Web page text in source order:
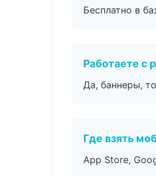
Бесплатно в
Работаете с
Да, баннеры,
Где взять
App Store,